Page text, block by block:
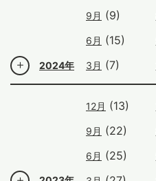
2024年
9月 (9)
6月 (15)
3月 (7)
12月 (13)
9月 (22)
6月 (25)